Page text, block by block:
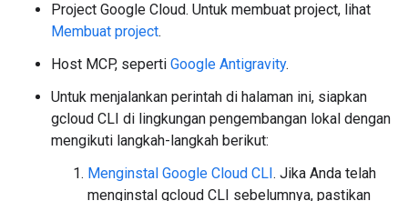
Project Google Cloud. Untuk membuat project, lihat
Membuat project.
Host MCP, seperti Google Antigravity.
Untuk menjalankan perintah di halaman ini, siapkan
gcloud CLI di lingkungan pengembangan lokal dengan
mengikuti langkah-langkah berikut:
Menginstal Google Cloud CLI. Jika Anda telah
menginstal gcloud CLI sebelumnya, pastikan